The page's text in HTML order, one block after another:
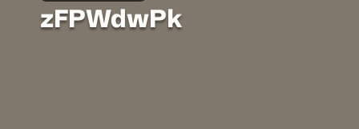
zFPWdwPk